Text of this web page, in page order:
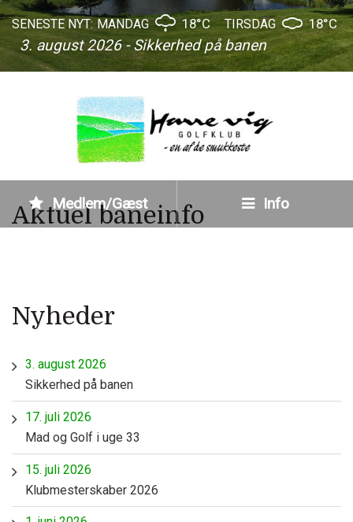
SENESTE NYT:
3. august 2026 - Sikkerhed på banen
MANDAG 18°C TIRSDAG 18°C
Medlem/Gæst Info
Aktuel baneinfo
Nyheder
3. august 2026
Sikkerhed på banen
17. juli 2026
Mad og Golf i uge 33
15. juli 2026
Klubmesterskaber 2026